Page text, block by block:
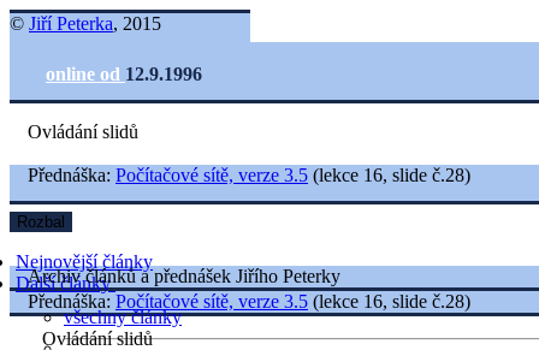
© Jiří Peterka, 2015
online od 12.9.1996
Ovládání slidů
Nejnovější články
Další články
všechny články
Přednáška: Počítačové sítě, verze 3.5 (lekce 16, slide č.28)
Rozbal
Archiv článků a přednášek Jiřího Peterky
Přednáška: Počítačové sítě, verze 3.5 (lekce 16, slide č.28)
Ovládání slidů